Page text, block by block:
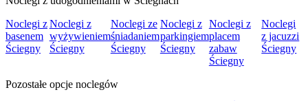
Noclegi z
basenem
Ściegny
Noclegi z
wyżywieniem
Ściegny
Noclegi ze
śniadaniem
Ściegny
Noclegi z
parkingiem
Ściegny
Noclegi z
placem
zabaw
Ściegny
Noclegi
z jacuzzi
Ściegny
Pozostałe opcje noclegów